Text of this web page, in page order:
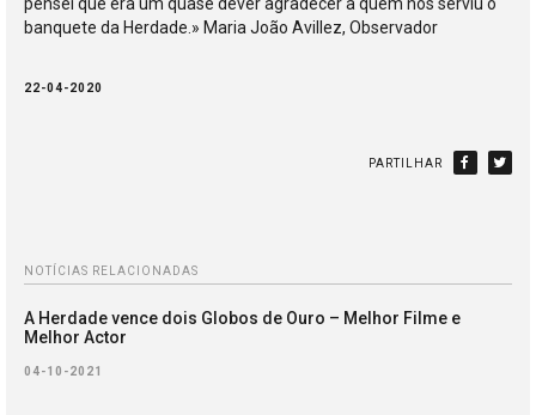
banquete da Herdade.» Maria João Avillez, Observador
22-04-2020
PARTILHAR
NOTÍCIAS RELACIONADAS
A Herdade vence dois Globos de Ouro – Melhor Filme e
Melhor Actor
04-10-2021